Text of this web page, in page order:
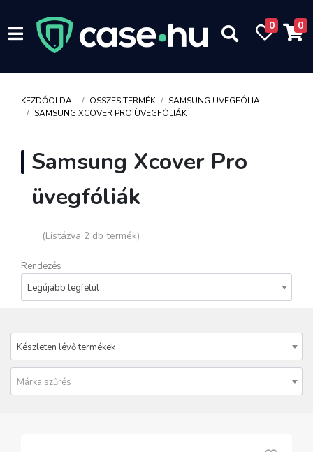
0 0
KEZDŐOLDAL ÖSSZES TERMÉK
SAMSUNG ÜVEGFÓLIA
SAMSUNG XCOVER PRO ÜVEGFÓLIÁK
Samsung Xcover Pro
üvegfóliák
(Listázva 2 db termék)
Rendezés
Legújabb legfelül
Készleten lévő termékek
Márka szűrés